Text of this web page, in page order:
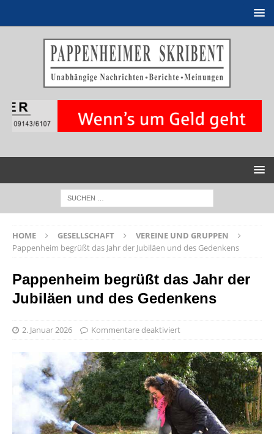
HOME GESELLSCHAFT
VEREINE UND GRUPPEN
Pappenheim begrüßt das Jahr der Jubiläen und des Gedenkens
Pappenheim begrüßt das Jahr der
Jubiläen und des Gedenkens
2. Januar 2026 Kommentare deaktiviert